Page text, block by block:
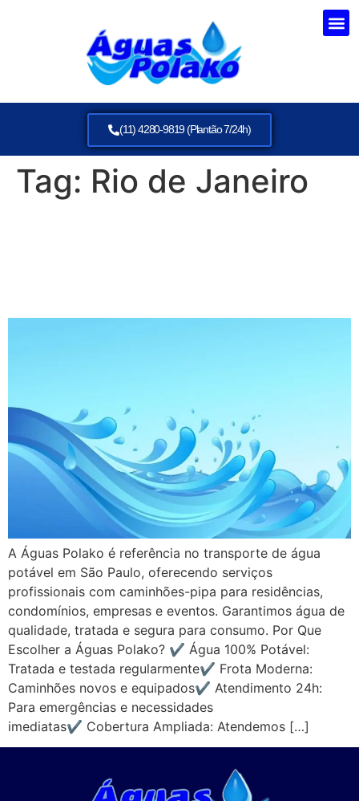
(11) 4280-9819 (Plantão 7/24h)
Tag: Rio de Janeiro
A Águas Polako é referência no transporte de água
potável em São Paulo, oferecendo serviços
profissionais com caminhões-pipa para residências,
condomínios, empresas e eventos. Garantimos água de
qualidade, tratada e segura para consumo. Por Que
Escolher a Águas Polako? ✔ Água 100% Potável:
Tratada e testada regularmente✔ Frota Moderna:
Caminhões novos e equipados✔ Atendimento 24h:
Para emergências e necessidades
imediatas✔ Cobertura Ampliada: Atendemos […]